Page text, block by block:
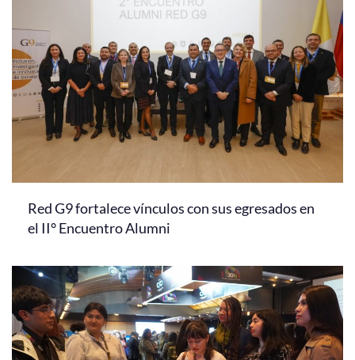
Red G9 fortalece vínculos con sus egresados en
el II° Encuentro Alumni